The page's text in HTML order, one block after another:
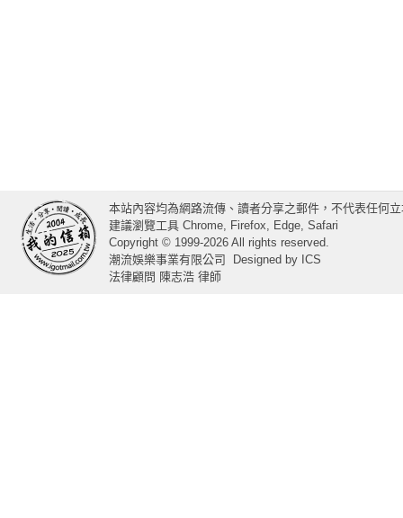
本站內容均為網路流傳、讀者分享之郵件，不代表任何
建議瀏覽工具 Chrome, Firefox, Edge, Safari
Copyright © 1999-2026 All rights reserved.
潮流娛樂事業有限公司
Designed by ICS
法律顧問 陳志浩 律師